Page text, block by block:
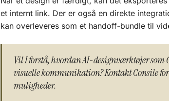
et internt link. Der er også en direkte
kan overleveres som et handoff-bundle til
Vil I forstå, hvordan AI-designværktøjer som
visuelle kommunikation? Kontakt Consile
muligheder.